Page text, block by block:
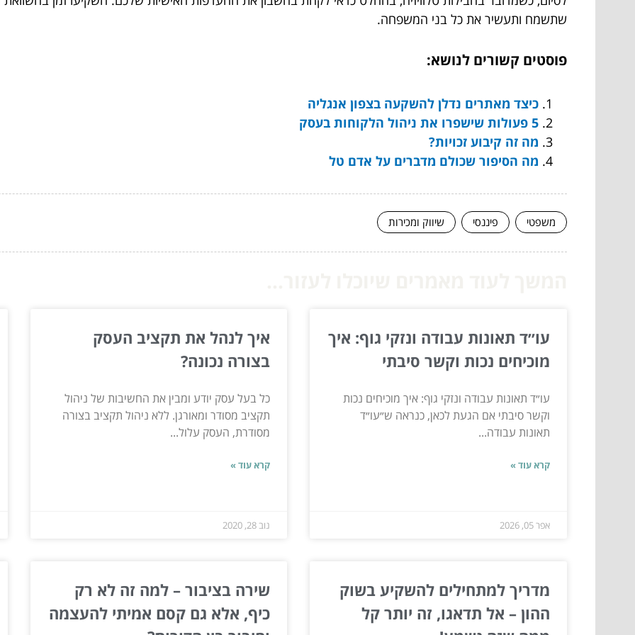
שתשמח ותעשיר את כל בני המשפחה.
פוסטים קשורים לנושא:
כיצד מאתרים נדלן להשקעה בצפון אנגליה
5 פעולות שישפרו את ניהול הלקוחות בעסק
מה זה קיבוע זכויות?
מה הסיפור שכולם מדברים על אדם טל
משפטי פיננסי שיווק ומכירות
עו״ד תאונות עבודה ונזקי גוף: איך
מוכיחים נכות וקשר סיבתי
עו״ד תאונות עבודה ונזקי גוף: איך מוכיחים נכות
וקשר סיבתי אם הגעת לכאן, כנראה ש״עו״ד
תאונות עבודה...
קרא עוד »
אפר 05, 2026
איך לנהל את תקציב העסק
בצורה נכונה?
כל בעל עסק יודע ומבין את החשיבות של ניהול
תקציב מסודר ומאורגן. ללא ניהול תקציב בצורה
מסודרת, העסק עלול...
קרא עוד »
נוב 28, 2020
מדריך למתחילים להשקיע בשוק
ההון – אל תדאגו, זה יותר קל
שירה בציבור – למה זה לא רק
כיף, אלא גם קסם אמיתי להעצמה